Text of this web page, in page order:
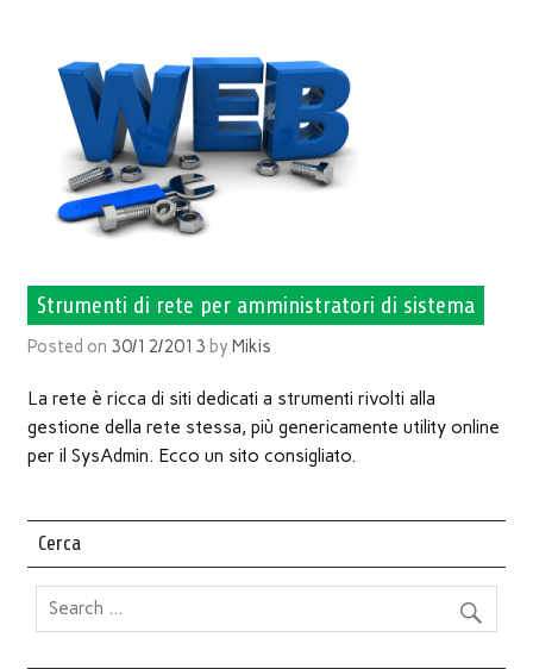
Strumenti di rete per amministratori di sistema
Posted on 30/12/2013 byMikis
La rete è ricca di siti dedicati a strumenti rivolti alla
gestione della rete stessa, più genericamente utility online
per il SysAdmin. Ecco un sito consigliato.
Cerca